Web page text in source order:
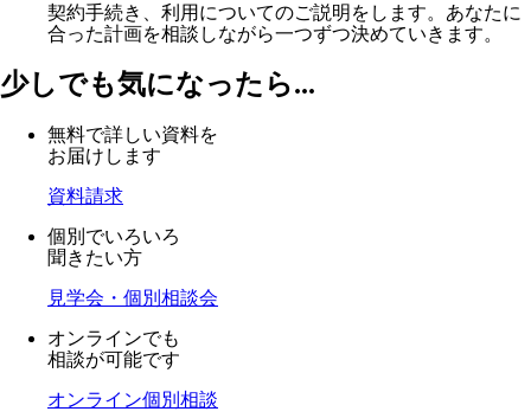
契約手続き、利用についてのご説明をします。あなたに
合った計画を相談しながら一つずつ決めていきます。
少しでも気になったら...
無料で詳しい資料を
お届けします
資料請求
個別でいろいろ
聞きたい方
見学会・個別相談会
オンラインでも
相談が可能です
オンライン個別相談